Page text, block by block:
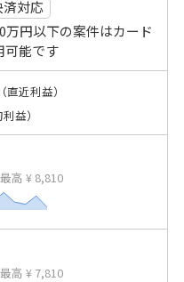
対応
円以下の案件はカード
可能です
（直近利益）
利益）
最高 ¥ 8,810
最高 ¥ 7,810